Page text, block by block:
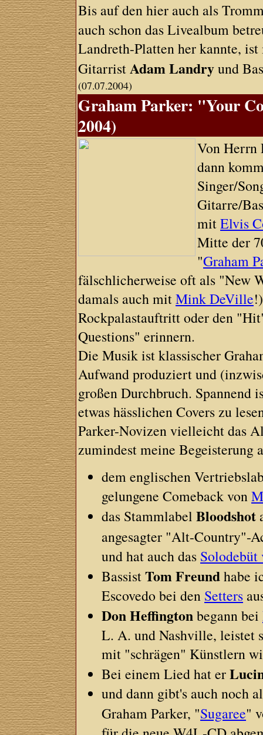
Bis auf den hier auch als
auch schon das Livealbum
Landreth-Platten her kannte,
GitarristAdam Landryund
(07.07.2004)
Graham Parker: "Your
2004)
Von Herrn
dann
Singer/
Gitarre/
mitElvis
Mitte der
"Graham
fälschlicherweise oft als "New
damals auch mitMink DeVille
Rockpalastauftritt oder den
Questions" erinnern.
Die Musik ist klassischer
Aufwand produziert und
großen Durchbruch. Spannend
etwas hässlichen Covers zu
Parker-Novizen vielleicht das
zumindest meine Begeisterung
dem englischen
gelungene Comeback von
das StammlabelBloodshot
angesagter "Alt-Country"-
und hat auch das Solodebüt
BassistTom Freundhabe
Escovedo bei den Setters
Don Heffingtonbegann bei
L. A. und Nashville, leistet
mit "schrägen" Künstlern
Bei einem Lied hat er
und dann gibt's auch noch
Graham Parker, "Sugaree"